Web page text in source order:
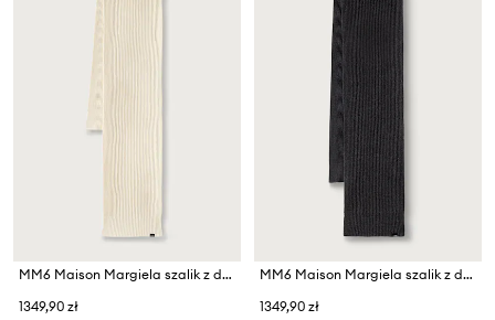
MM6 Maison Margiela szalik z dodatkiem wełny
1349,90 zł
MM6 Maison Margiela szalik z dodatkiem wełny
1349,90 zł